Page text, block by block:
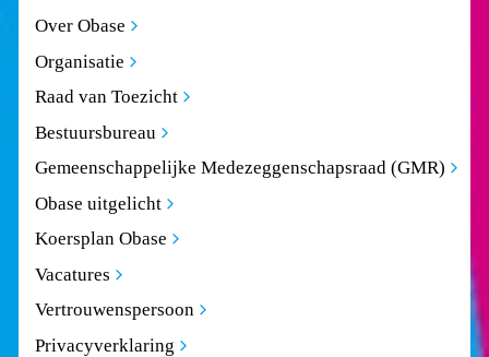
Over Obase
Organisatie
Raad van Toezicht
Bestuursbureau
Gemeenschappelijke Medezeggenschapsraad (GMR)
Obase uitgelicht
Koersplan Obase
Vacatures
Vertrouwenspersoon
Privacyverklaring